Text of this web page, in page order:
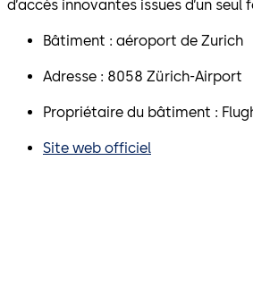
d’accès innovantes issues d’un seul
Bâtiment : aéroport de Zurich
Adresse : 8058 Zürich-Airport
Propriétaire du bâtiment :
Site web officiel